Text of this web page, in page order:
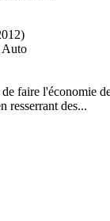
faire l'économie
resserrant des...